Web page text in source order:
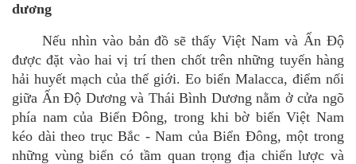
dương
Nếu nhìn vào bản đồ sẽ thấy Việt Nam và Ấn Độ
được đặt vào hai vị trí then chốt trên những tuyến hàng
hải huyết mạch của thế giới. Eo biển Malacca, điểm nối
giữa Ấn Độ Dương và Thái Bình Dương nằm ở cửa ngõ
phía nam của Biển Đông, trong khi bờ biển Việt Nam
kéo dài theo trục Bắc - Nam của Biển Đông, một trong
những vùng biển có tầm quan trọng địa chiến lược và